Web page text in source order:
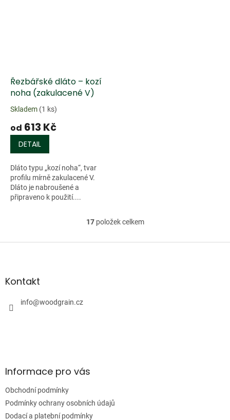
Řezbářské dláto – kozí
noha (zakulacené V)
Skladem (1 ks)
od 613 Kč
DETAIL
Dláto typu „kozí noha“, tvar
profilu mírně zakulacené V.
Dláto je nabroušené a
připraveno k použití....
O
l
u
17položek celkem
Z
aKontakt
info@woodgrain.cz
Informace pro vás
Obchodní podmínky
Podmínky ochrany osobních údajů
Dodací a platební podmínky